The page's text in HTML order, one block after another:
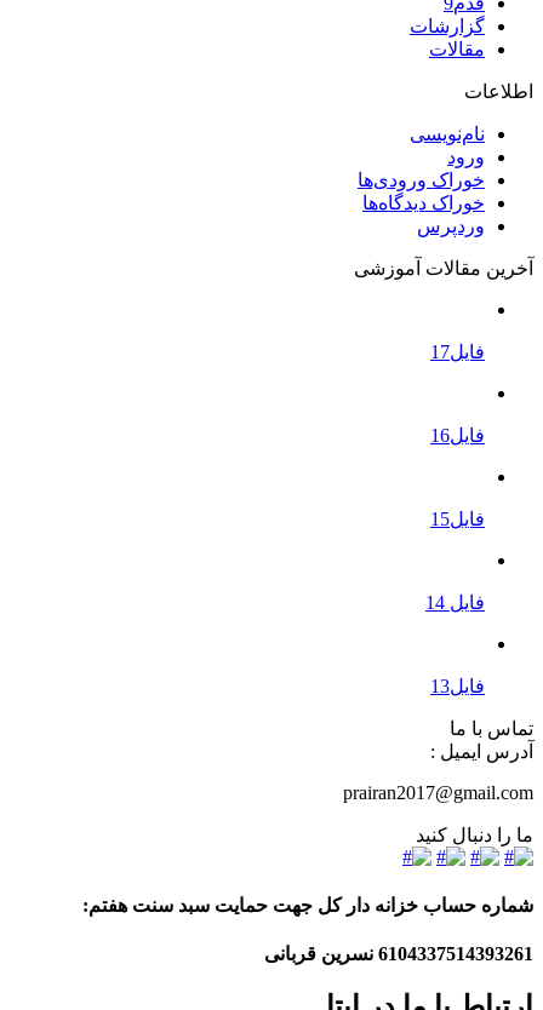
گزارشات
مقالات
اطلاعات
نام‌نویسی
ورود
خوراک ورودی‌ها
خوراک دیدگاه‌ها
وردپرس
آخرین مقالات آموزشی
فایل17
فایل16
فایل15
فایل 14
فایل13
تماس با ما
آدرس ایمیل :
prairan2017@gmail.com
ما را دنبال کنید
شماره حساب خزانه دار کل جهت حمایت سبد سنت هفتم:
6104337514393261 نسرین قربانی